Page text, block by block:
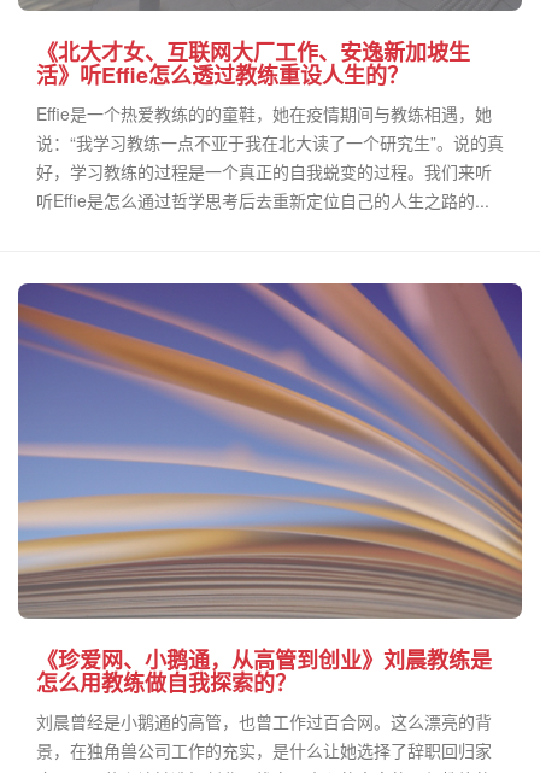
《北大才女、互联网大厂工作、安逸新加坡生
活》听Effie怎么透过教练重设人生的？
Effie是一个热爱教练的的童鞋，她在疫情期间与教练相遇，她
说：“我学习教练一点不亚于我在北大读了一个研究生”。说的真
好，学习教练的过程是一个真正的自我蜕变的过程。我们来听
听Effie是怎么通过哲学思考后去重新定位自己的人生之路的...
《珍爱网、小鹅通，从高管到创业》刘晨教练是
怎么用教练做自我探索的？
刘晨曾经是小鹅通的高管，也曾工作过百合网。这么漂亮的背
景，在独角兽公司工作的充实，是什么让她选择了辞职回归家